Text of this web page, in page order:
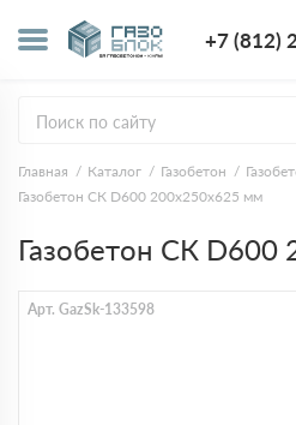
+7 (812)
Главная Каталог Газобетон
Газобетон СК D600 200х250х625 мм
Газобетон СК
Арт. GazSk-133598